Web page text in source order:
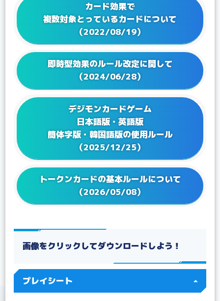
2023/09/28 Q&Aを更新！
Q&Aを更新！
2023/07/28 Q&Aを更新！
Q&Aを更新！
2023/04/21
2023/02/17
Q&A ブースターパック VSロイヤルナイツ【BT-13】
を更新！
Q&Aを更新！
2022/12/27 Q&Aを更新！
Q&A テーマブースター オルタナティブビーイング
【EX-04】を更新！
2022/12/16 Q&Aを更新！
Q&A アドバンスデッキ ベルゼブモン【ST-14】を更
【BT-11】を更新！
2022/07/22
Q&A テーマブースター ドラゴンズロア【EX-03】を
更新！
2022/07/15 Q&Aを更新！
カード効果で
複数対象とっているカードについて
（2022/08/19）
即時型効果のルール改定に関して
（2024/06/28）
デジモンカードゲーム
日本語版・英語版
簡体字版・韓国語版の使用ルール
（2025/12/25）
トークンカードの基本ルールについて
（2026/05/08）
画像をクリックしてダウンロードしよう！
プレイシート